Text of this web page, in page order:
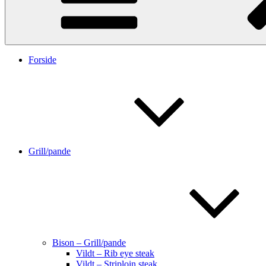
Forside
Grill/pande
Bison – Grill/pande
Vildt – Rib eye steak
Vildt – Striploin steak